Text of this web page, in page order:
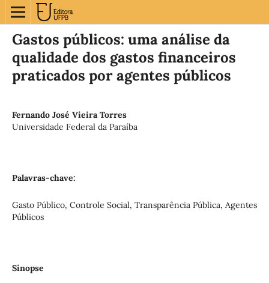
Gastos públicos: uma análise da
qualidade dos gastos financeiros
praticados por agentes públicos
Fernando José Vieira Torres
Universidade Federal da Paraíba
Palavras-chave:
Gasto Público, Controle Social, Transparência Pública, Agentes
Públicos
Sinopse